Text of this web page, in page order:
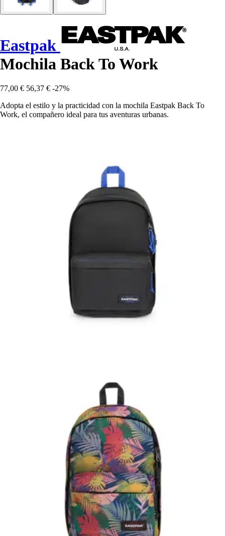
Eastpak
Mochila Back To Work
77,00 € 56,37 € -27%
Adopta el estilo y la practicidad con la mochila Eastpak Back To
Work, el compañero ideal para tus aventuras urbanas.